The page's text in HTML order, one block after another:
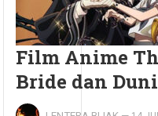
Film Anime
Bride dan